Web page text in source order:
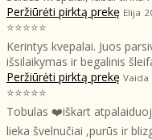
Peržiūrėti pirktą prekę Elija
⭐⭐⭐⭐⭐
Kerintys kvepalai. Juos
išsilaikymas ir begalinis
Peržiūrėti pirktą prekę Vaida
⭐⭐⭐⭐⭐
Tobulas ❤️iškart
lieka švelnučiai ,purūs ir